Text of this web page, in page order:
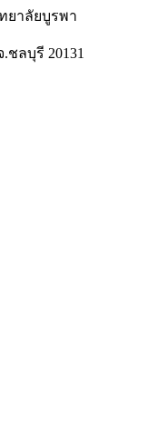
ยาลัยบูรพา
ลบุรี 20131